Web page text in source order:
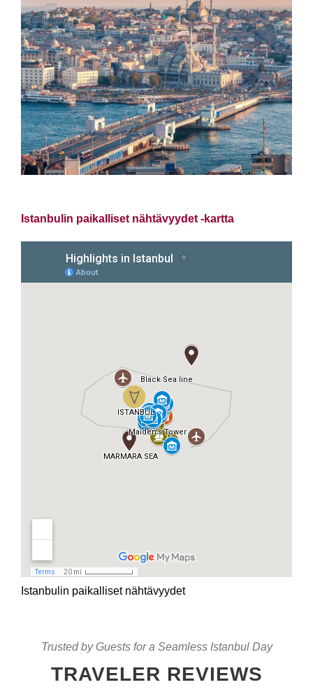
Istanbulin paikalliset nähtävyydet -kartta
Istanbulin paikalliset nähtävyydet
Trusted by Guests for a Seamless Istanbul Day
TRAVELER REVIEWS